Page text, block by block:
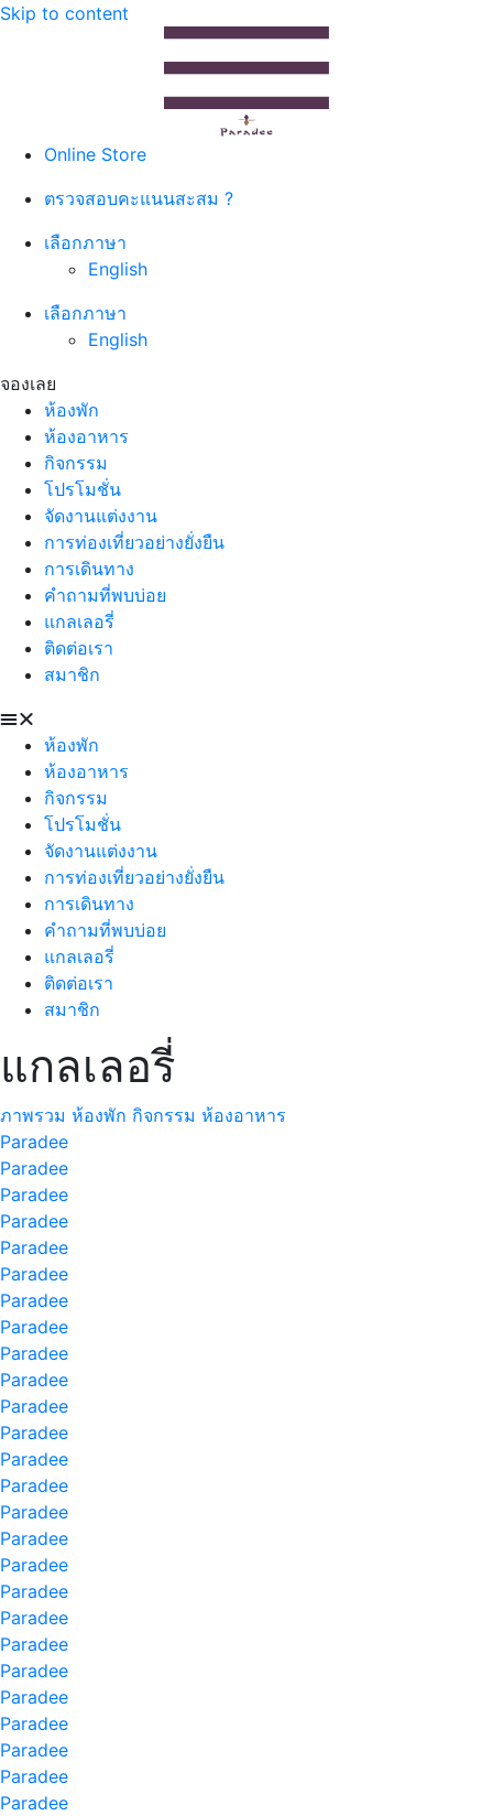
Skip to content
Online Store
ตรวจสอบคะแนนสะสม ?
เลือกภาษา
English
เลือกภาษา
English
จองเลย
ห้องพัก
ห้องอาหาร
กิจกรรม
โปรโมชั่น
จัดงานแต่งงาน
การท่องเที่ยวอย่างยั่งยืน
การเดินทาง
คำถามที่พบบ่อย
แกลเลอรี่
ติดต่อเรา
สมาชิก
ห้องพัก
ห้องอาหาร
กิจกรรม
โปรโมชั่น
จัดงานแต่งงาน
การท่องเที่ยวอย่างยั่งยืน
การเดินทาง
คำถามที่พบบ่อย
แกลเลอรี่
ติดต่อเรา
สมาชิก
แกลเลอรี่
ภาพรวม ห้องพัก กิจกรรม ห้องอาหาร
Paradee
Paradee
Paradee
Paradee
Paradee
Paradee
Paradee
Paradee
Paradee
Paradee
Paradee
Paradee
Paradee
Paradee
Paradee
Paradee
Paradee
Paradee
Paradee
Paradee
Paradee
Paradee
Paradee
Paradee
Paradee
Paradee